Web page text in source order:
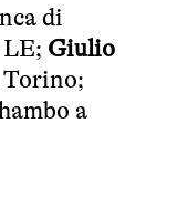
di
Giulio
Torino;
a